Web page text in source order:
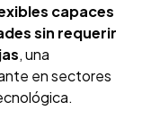
capaces
sin requerir
, una
en sectores